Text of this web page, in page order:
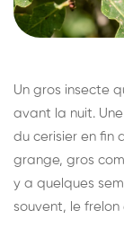
Un gros insecte
avant la nuit.
du cerisier en fin
grange, gros
y a quelques
souvent, le frelon